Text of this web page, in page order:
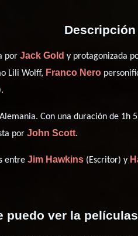
Descripción
porJack Gold y protagonizada
Lili Wolff, Franco Nero
Con una duración de
porJohn Scott.
entreJim Hawkins (Escritor) y
puedo ver la películas